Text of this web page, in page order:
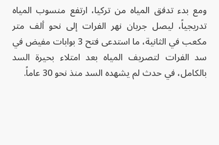
ومع بدء تدفق المياه من تركيا، ارتفع منسوب المياه
تدريجياً، ليصل جريان نهر الفرات إلى نحو ألف متر
مكعب في الثانية، ما استدعى فتح 3 بوابات مفيض في
سد الفرات لتصريف المياه بعد امتلاء بحيرة السد
بالكامل، في حدث لم يشهده السد منذ نحو 30 عاماً.